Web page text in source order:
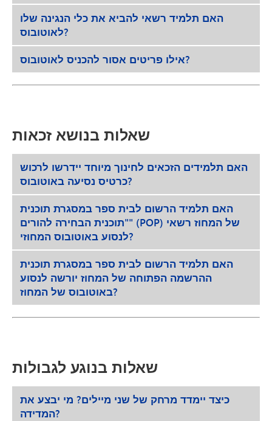
האם תלמיד רשאי להביא את כלי הנגינה שלו
לאוטובוס?
אילו פריטים אסור להכניס לאוטובוס?
שאלות בנושא זכאות
האם תלמידים הזכאים לחינוך מיוחד יידרשו לרכוש
כרטיס נסיעה באוטובוס?
האם תלמיד הרשום לבית ספר במסגרת תוכנית
"תוכנית הבחירה להורים" (POP) של המחוז רשאי
לנסוע באוטובוס המחוזי?
האם תלמיד הרשום לבית ספר במסגרת תוכנית
ההרשמה הפתוחה של המחוז יורשה לנסוע
באוטובוס של המחוז?
שאלות בנוגע לגבולות
כיצד יימדד מרחק של שני מיילים? מי יבצע את
המדידה?